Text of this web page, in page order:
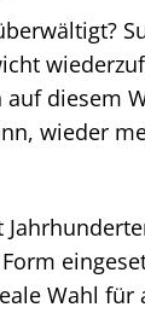
diesem
wieder
Wahl